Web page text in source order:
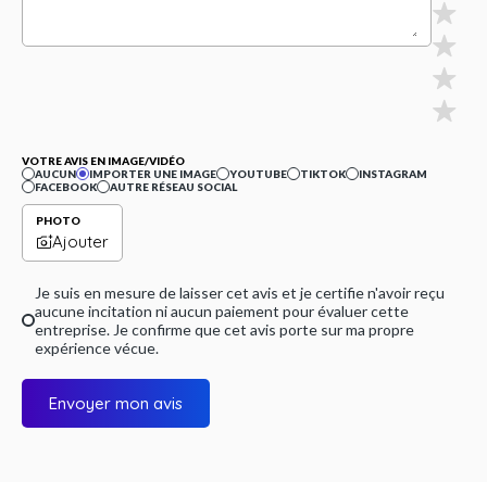
VOTRE AVIS EN IMAGE/VIDÉO
AUCUN
IMPORTER UNE IMAGE YOUTUBE TIKTOK
INSTAGRAM
FACEBOOK
AUTRE RÉSEAU SOCIAL
PHOTO
Ajouter
Je suis en mesure de laisser cet avis et je certifie n'avoir reçu
aucune incitation ni aucun paiement pour évaluer cette
entreprise. Je confirme que cet avis porte sur ma propre
expérience vécue.
Envoyer mon avis